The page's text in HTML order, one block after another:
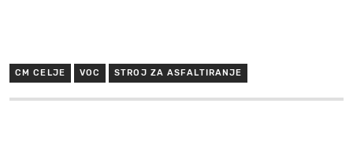
CM CELJE VOC STROJ ZA ASFALTIRANJE